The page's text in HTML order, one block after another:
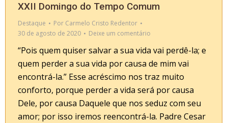
XXII Domingo do Tempo Comum
Destaque Por Carmelo Cristo Redentor
30 de agosto de 2020
Deixe um comentário
“Pois quem quiser salvar a sua vida vai perdê-la; e
quem perder a sua vida por causa de mim vai
encontrá-la.” Esse acréscimo nos traz muito
conforto, porque perder a vida será por causa
Dele, por causa Daquele que nos seduz com seu
amor; por isso iremos reencontrá-la. Padre Cesar